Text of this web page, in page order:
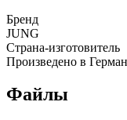
Бренд
JUNG
Страна-изготовитель
Произведено в
Файлы